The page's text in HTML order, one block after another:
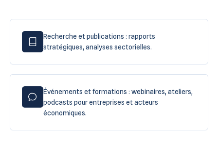
Recherche et publications : rapports
stratégiques, analyses sectorielles.
Événements et formations : webinaires, ateliers,
podcasts pour entreprises et acteurs
économiques.